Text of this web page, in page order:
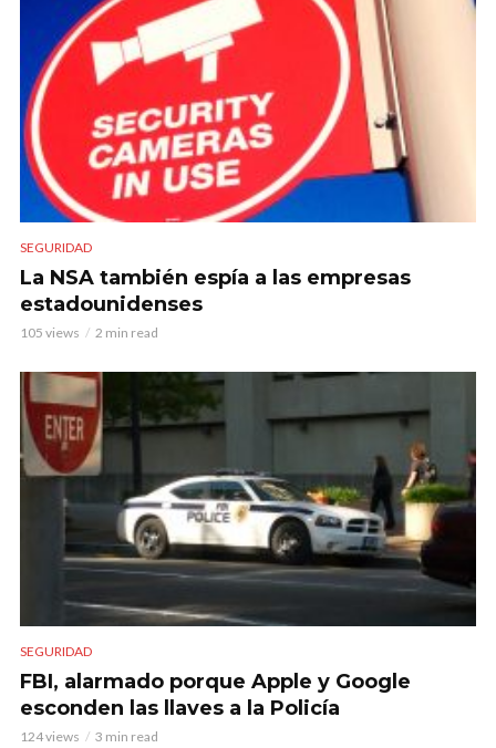
SEGURIDAD
La NSA también espía a las empresas
estadounidenses
105 views 2 min read
SEGURIDAD
FBI, alarmado porque Apple y Google
esconden las llaves a la Policía
124 views 3 min read